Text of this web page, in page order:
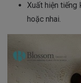
Xuất hiện tiếng
hoặc nhai.